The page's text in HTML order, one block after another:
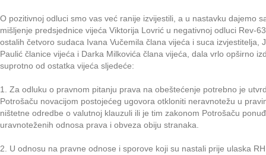
O pozitivnoj odluci smo vas već ranije izvijestili, a u nastavku dajemo
mišljenje predsjednice vijeća Viktorija Lovrić u negativnoj odluci Rev-
ostalih četvoro sudaca Ivana Vučemila člana vijeća i suca izvjestitelja,
Paulić članice vijeća i Darka Milkovića člana vijeća, dala vrlo opširno
suprotno od ostatka vijeća sljedeće:
1. Za odluku o pravnom pitanju prava na obeštećenje potrebno je
Potrošaču novacijom postojećeg ugovora otkloniti neravnotežu u
ništetne odredbe o valutnoj klauzuli ili je tim zakonom Potrošaču
uravnoteženih odnosa prava i obveza obiju stranaka.
2. U odnosu na pravne odnose i sporove koji su nastali prije ulaska